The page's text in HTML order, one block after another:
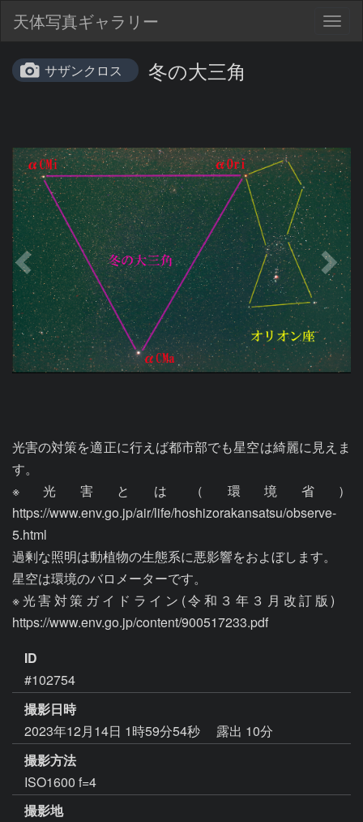
天体写真ギャラリー
サザンクロス 冬の大三角
光害の対策を適正に行えば都市部でも星空は綺麗に見えま
す。
※光害とは（環境省）
https://www.env.go.jp/air/life/hoshizorakansatsu/observe-
5.html
過剰な照明は動植物の生態系に悪影響をおよぼします。
星空は環境のバロメーターです。
※光害対策ガイドライン(令和３年３月改訂版)
https://www.env.go.jp/content/900517233.pdf
ID
#102754
撮影日時
2023年12月14日 1時59分54秒
露出 10分
撮影方法
ISO1600 f=4
撮影地